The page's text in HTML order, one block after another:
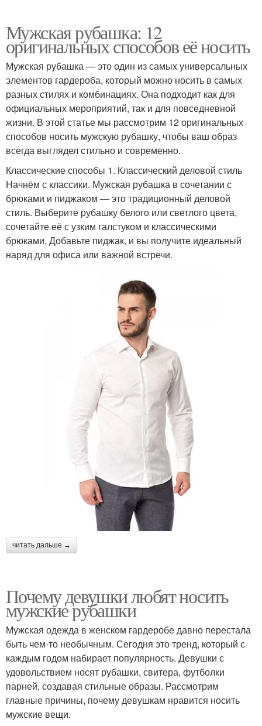
Мужская рубашка: 12
оригинальных способов её носить
Мужская рубашка — это один из самых универсальных
элементов гардероба, который можно носить в самых
разных стилях и комбинациях. Она подходит как для
официальных мероприятий, так и для повседневной
жизни. В этой статье мы рассмотрим 12 оригинальных
способов носить мужскую рубашку, чтобы ваш образ
всегда выглядел стильно и современно.
Классические способы 1. Классический деловой стиль
Начнём с классики. Мужская рубашка в сочетании с
брюками и пиджаком — это традиционный деловой
стиль. Выберите рубашку белого или светлого цвета,
сочетайте её с узким галстуком и классическими
брюками. Добавьте пиджак, и вы получите идеальный
наряд для офиса или важной встречи.
читать дальше →
Почему девушки любят носить
мужские рубашки
Мужская одежда в женском гардеробе давно перестала
быть чем-то необычным. Сегодня это тренд, который с
каждым годом набирает популярность. Девушки с
удовольствием носят рубашки, свитера, футболки
парней, создавая стильные образы. Рассмотрим
главные причины, почему девушкам нравится носить
мужские вещи.